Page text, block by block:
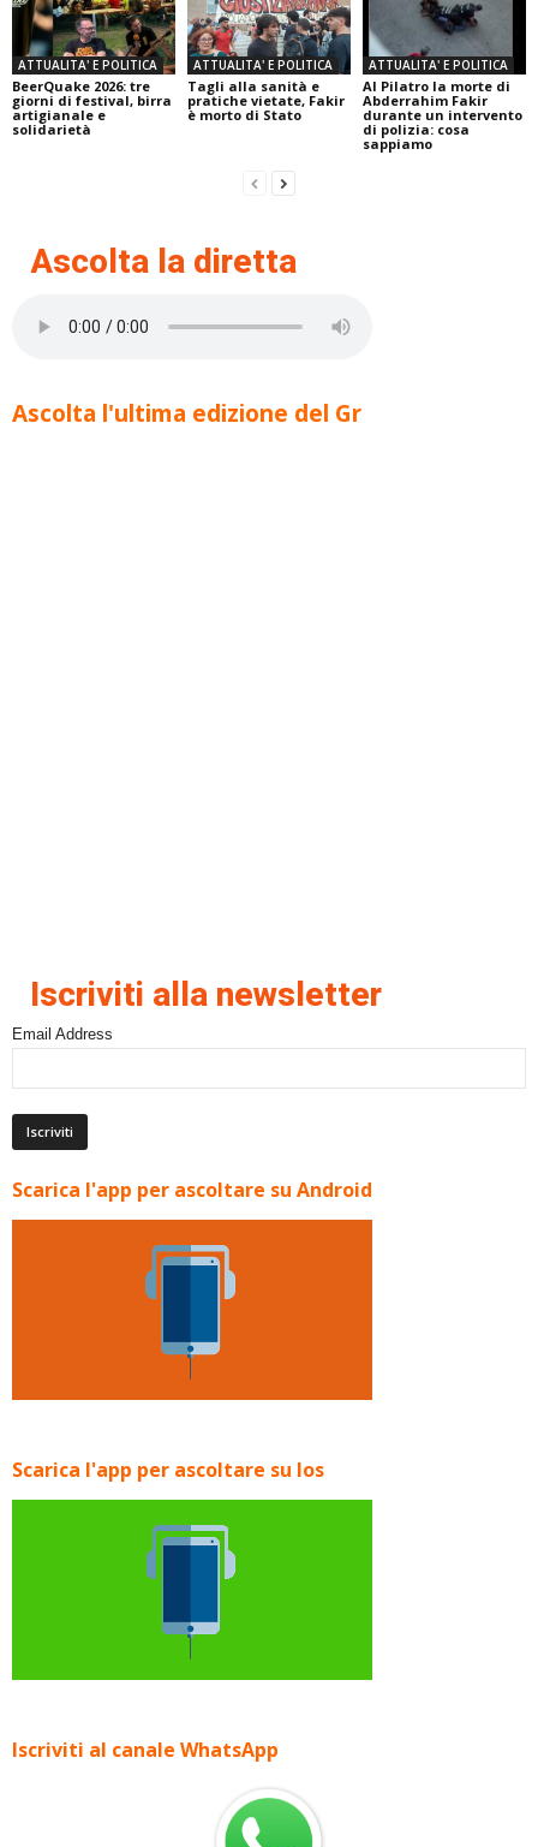
ATTUALITA' E POLITICA
BeerQuake 2026: tre
giorni di festival, birra
artigianale e
solidarietà
ATTUALITA' E POLITICA
Tagli alla sanità e
pratiche vietate, Fakir
è morto di Stato
ATTUALITA' E POLITICA
Al Pilatro la morte di
Abderrahim Fakir
durante un intervento
di polizia: cosa
sappiamo
Ascolta la diretta
Ascolta l'ultima edizione del Gr
Iscriviti alla newsletter
Email Address
Scarica l'app per ascoltare su Android
Scarica l'app per ascoltare su Ios
Iscriviti al canale WhatsApp